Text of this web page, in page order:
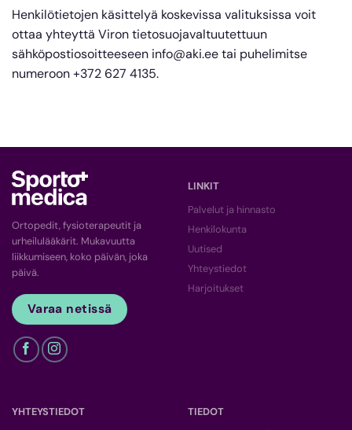
Henkilötietojen käsittelyä koskevissa valituksissa voit
ottaa yhteyttä Viron tietosuojavaltuutettuun
sähköpostiosoitteeseen info@aki.ee tai puhelimitse
numeroon +372 627 4135.
Ortopedit, fysioterapeutit ja
urheilulääkärit. Mukavuutta
liikkumiseen, koko päivän, joka
päivä.
Varaa netissä
LINKIT
Palvelut ja hinnasto
Henkilokunta
Uutised
Yhteystiedot
Harjoitukset
YHTEYSTIEDOT
TIEDOT